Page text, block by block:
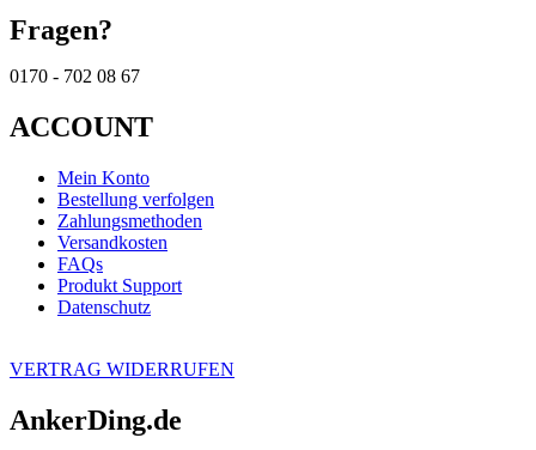
Fragen?
0170 - 702 08 67
ACCOUNT
Mein Konto
Bestellung verfolgen
Zahlungsmethoden
Versandkosten
FAQs
Produkt Support
Datenschutz
VERTRAG WIDERRUFEN
AnkerDing.de